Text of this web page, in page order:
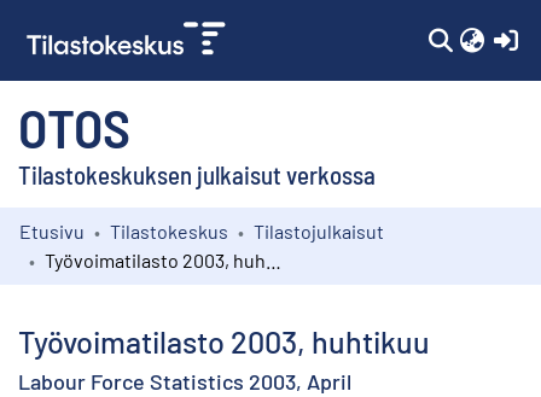
OTOS
Tilastokeskuksen julkaisut verkossa
Kokoelmat
Etusivu Tilastokeskus
Tilastojulkaisut
Työvoimatilasto 2003, huhtikuu
Labour Force Statistics 2003, April